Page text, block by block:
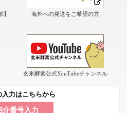
海外への発送をご希望の方
玄米酵素公式YouTubeチャンネル
入力はこちらから
介番号入力